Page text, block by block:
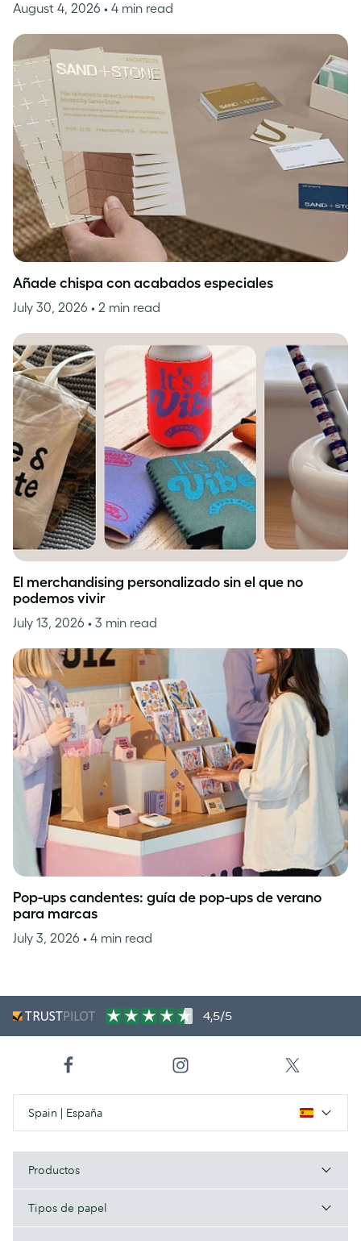
August 4, 2026 • 4 min read
Añade chispa con acabados especiales
July 30, 2026 • 2 min read
El merchandising personalizado sin el que no
podemos vivir
July 13, 2026 • 3 min read
Pop-ups candentes: guía de pop-ups de verano
para marcas
July 3, 2026 • 4 min read
4,5/5
Spain | España
Productos
Tipos de papel